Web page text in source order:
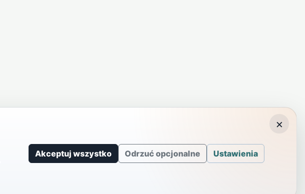
Akceptuj wszystko Odrzuć opcjonalne Ustawienia
×